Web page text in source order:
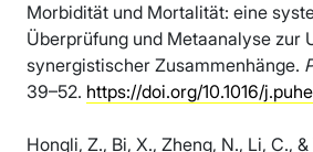
Morbidität und Mortalität: eine
Überprüfung und Metaanalyse zur
synergistischer Zusammenhänge.
39–52. https://doi.org/10.1016/
Hongli, Z., Bi, X., Zheng, N., Li, C., &